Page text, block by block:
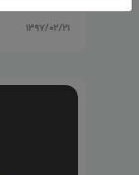
۱۳۹۷/۰۲/۲۱